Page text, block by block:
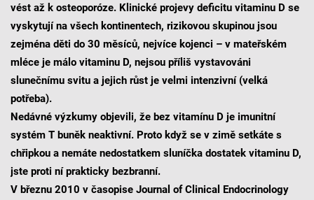
vést až k osteoporóze. Klinické projevy deficitu vitaminu D se
vyskytují na všech kontinentech, rizikovou skupinou jsou
zejména děti do 30 měsíců, nejvíce kojenci – v mateřském
mléce je málo vitaminu D, nejsou příliš vystavováni
slunečnímu svitu a jejich růst je velmi intenzivní (velká
potřeba).
Nedávné výzkumy objevili, že bez vitamínu D je imunitní
systém T buněk neaktivní. Proto když se v zimě setkáte s
chřipkou a nemáte nedostatkem sluníčka dostatek vitaminu D,
jste proti ní prakticky bezbranní.
V březnu 2010 v časopise Journal of Clinical Endocrinology